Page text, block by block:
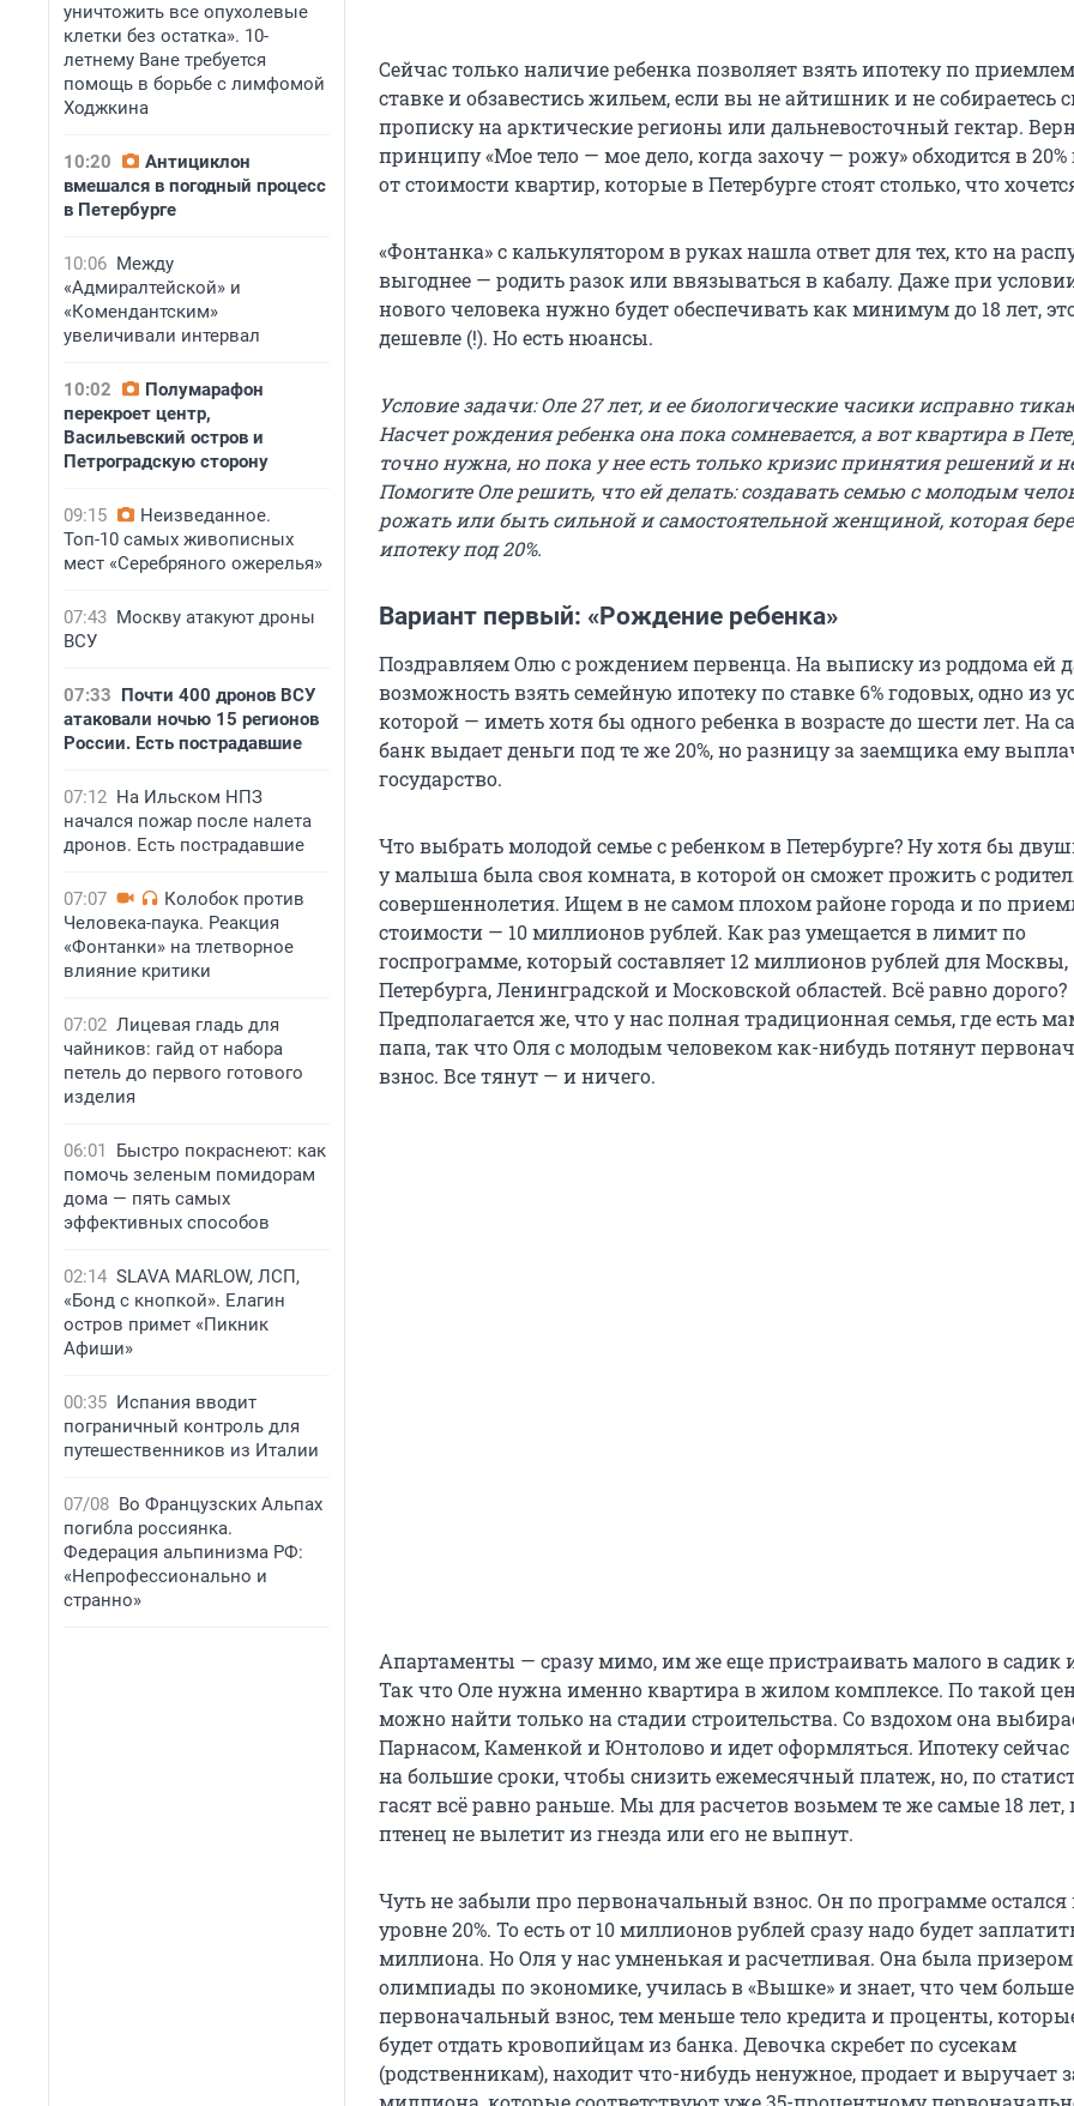
уничтожить все опухолевые
клетки без остатка». 10-
летнему Ване требуется
помощь в борьбе с лимфомой
Ходжкина
10:20
Антициклон
вмешался в погодный процесс
в Петербурге
10:06 Между
«Адмиралтейской» и
«Комендантским»
увеличивали интервал
10:02
Полумарафон
перекроет центр,
Васильевский остров и
Петроградскую сторону
09:15
Неизведанное.
Топ-10 самых живописных
мест «Серебряного ожерелья»
07:43 Москву атакуют дроны
ВСУ
07:33 Почти 400 дронов ВСУ
атаковали ночью 15 регионов
России. Есть пострадавшие
07:12 На Ильском НПЗ
начался пожар после налета
дронов. Есть пострадавшие
07:07
Колобок против
Человека-паука. Реакция
«Фонтанки» на тлетворное
влияние критики
07:02 Лицевая гладь для
чайников: гайд от набора
петель до первого готового
изделия
06:01
Быстро покраснеют: как
помочь зеленым помидорам
дома — пять самых
эффективных способов
02:14 SLAVA MARLOW, ЛСП,
«Бонд с кнопкой». Елагин
остров примет «Пикник
Афиши»
00:35 Испания вводит
пограничный контроль для
путешественников из Италии
07/08 Во Французских Альпах
погибла россиянка.
Федерация альпинизма РФ:
«Непрофессионально и
странно»
Сейчас только наличие ребенка позволяет взять ипотеку по
ставке и обзавестись жильем, если вы не айтишник и не собираетесь
прописку на арктические регионы или дальневосточный гектар.
принципу «Мое тело — мое дело, когда захочу — рожу» обходится в
от стоимости квартир, которые в Петербурге стоят столько, что
«Фонтанка» с калькулятором в руках нашла ответ для тех, кто на
выгоднее — родить разок или ввязываться в кабалу. Даже при
нового человека нужно будет обеспечивать как минимум до 18 лет,
дешевле (!). Но есть нюансы.
Условие задачи: Оле 27 лет, и ее биологические часики исправно
Насчет рождения ребенка она пока сомневается, а вот квартира в
точно нужна, но пока у нее есть только кризис принятия решений и
Помогите Оле решить, что ей делать: создавать семью с молодым
рожать или быть сильной и самостоятельной женщиной, которая
ипотеку под 20%.
Вариант первый: «Рождение ребенка»
Поздравляем Олю с рождением первенца. На выписку из роддома ей
возможность взять семейную ипотеку по ставке 6% годовых, одно из
которой — иметь хотя бы одного ребенка в возрасте до шести лет. На
банк выдает деньги под те же 20%, но разницу за заемщика ему
государство.
Что выбрать молодой семье с ребенком в Петербурге? Ну хотя бы
у малыша была своя комната, в которой он сможет прожить с
совершеннолетия. Ищем в не самом плохом районе города и по
стоимости — 10 миллионов рублей. Как раз умещается в лимит по
госпрограмме, который составляет 12 миллионов рублей для Москвы,
Петербурга, Ленинградской и Московской областей. Всё равно дорого?
Предполагается же, что у нас полная традиционная семья, где есть
папа, так что Оля с молодым человеком как-нибудь потянут
взнос. Все тянут — и ничего.
Апартаменты — сразу мимо, им же еще пристраивать малого в садик
Так что Оле нужна именно квартира в жилом комплексе. По такой
можно найти только на стадии строительства. Со вздохом она
Парнасом, Каменкой и Юнтолово и идет оформляться. Ипотеку
на большие сроки, чтобы снизить ежемесячный платеж, но, по
гасят всё равно раньше. Мы для расчетов возьмем те же самые 18 лет,
птенец не вылетит из гнезда или его не выпнут.
Чуть не забыли про первоначальный взнос. Он по программе остался
уровне 20%. То есть от 10 миллионов рублей сразу надо будет
миллиона. Но Оля у нас умненькая и расчетливая. Она была призером
олимпиады по экономике, училась в «Вышке» и знает, что чем больше
первоначальный взнос, тем меньше тело кредита и проценты,
будет отдать кровопийцам из банка. Девочка скребет по сусекам
(родственникам), находит что-нибудь ненужное, продает и выручает